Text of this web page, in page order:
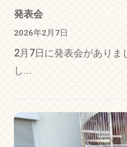
発表会
2026年2月7日
2月7日に発表会がありま
し...